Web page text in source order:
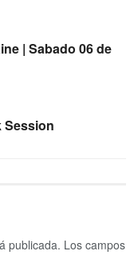
| Sabado 06 de
Session
publicada. Los campos